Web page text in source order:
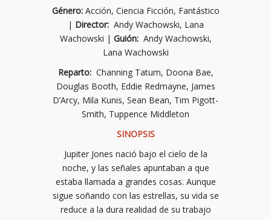
Género:Acción, Ciencia Ficción, Fantástico
| Director: Andy Wachowski, Lana
Wachowski | Guión: Andy Wachowski,
Lana Wachowski
Reparto: Channing Tatum, Doona Bae,
Douglas Booth, Eddie Redmayne, James
D’Arcy, Mila Kunis, Sean Bean, Tim Pigott-
Smith, Tuppence Middleton
SINOPSIS
Jupiter Jones nació bajo el cielo de la
noche, y las señales apuntaban a que
estaba llamada a grandes cosas. Aunque
sigue soñando con las estrellas, su vida se
reduce a la dura realidad de su trabajo